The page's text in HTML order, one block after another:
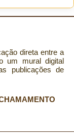
direta entre a
um mural digital
publicações de